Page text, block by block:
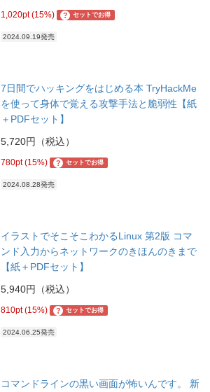
1,020pt (15%) ? セットでお得
2024.09.19発売
7日間でハッキングをはじめる本 TryHackMe
を使って身体で覚える攻撃手法と脆弱性【紙
＋PDFセット】
5,720円（税込）
780pt (15%) ? セットでお得
2024.08.28発売
イラストでそこそこわかるLinux 第2版 コマ
ンド入力からネットワークのきほんのきまで
【紙＋PDFセット】
5,940円（税込）
810pt (15%) ? セットでお得
2024.06.25発売
コマンドラインの黒い画面が怖いんです。 新